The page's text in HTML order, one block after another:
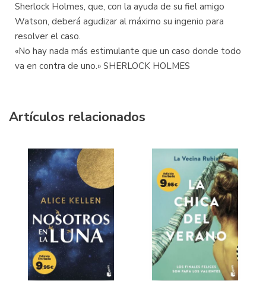
Sherlock Holmes, que, con la ayuda de su fiel amigo
Watson, deberá agudizar al máximo su ingenio para
resolver el caso.
«No hay nada más estimulante que un caso donde todo
va en contra de uno.» SHERLOCK HOLMES
Artículos relacionados